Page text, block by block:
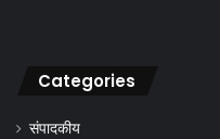
Categories
संपादकीय